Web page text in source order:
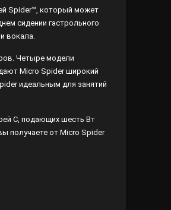
Spider™, который может
сидении гастрольного
вокала.
Четыре модели
Micro Spider широкий
идеальным для занятий
С, подающих шесть Вт
получаете от Micro Spider